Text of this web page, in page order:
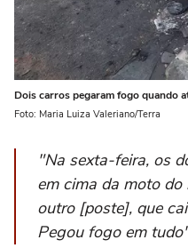
Dois carros pegaram fogo quando
Foto: Maria Luiza Valeriano/Terra
"Na sexta-feira, os
em cima da moto do
outro [poste], que
Pegou fogo em